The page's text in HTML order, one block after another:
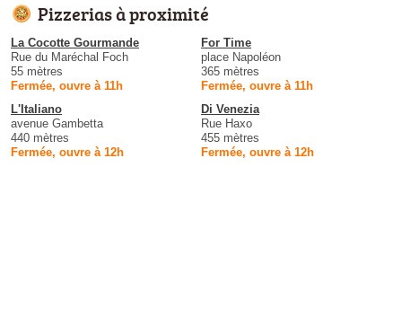
Pizzerias à proximité
La Cocotte Gourmande
Rue du Maréchal Foch
55 mètres
Fermée, ouvre à 11h
For Time
place Napoléon
365 mètres
Fermée, ouvre à 11h
L'Italiano
avenue Gambetta
440 mètres
Fermée, ouvre à 12h
Di Venezia
Rue Haxo
455 mètres
Fermée, ouvre à 12h